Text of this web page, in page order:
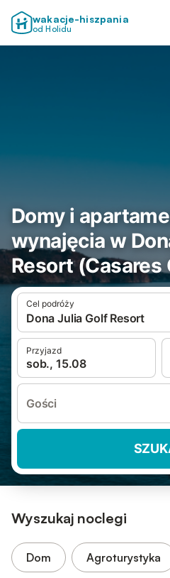
wakacje-hiszpania
od Holidu
Domy i
wynajęcia w
Resort (Casares
Cel podróży
Dona Julia Golf Resort
Przyjazd
sob., 15.08
Gości
Wyszukaj noclegi
Dom Agroturystyka